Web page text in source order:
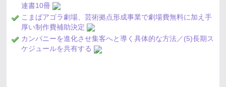
連書10冊
こまばアゴラ劇場、芸術拠点形成事業で劇場費無料に加え手
厚い制作費補助決定
カンパニーを進化させ集客へと導く具体的な方法／(5)長期ス
ケジュールを共有する